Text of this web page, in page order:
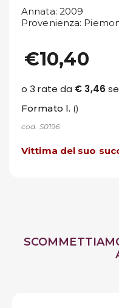
Annata: 2009
Provenienza:
€10,40
Formato l. ()
cod. S0196
Vittima del suo